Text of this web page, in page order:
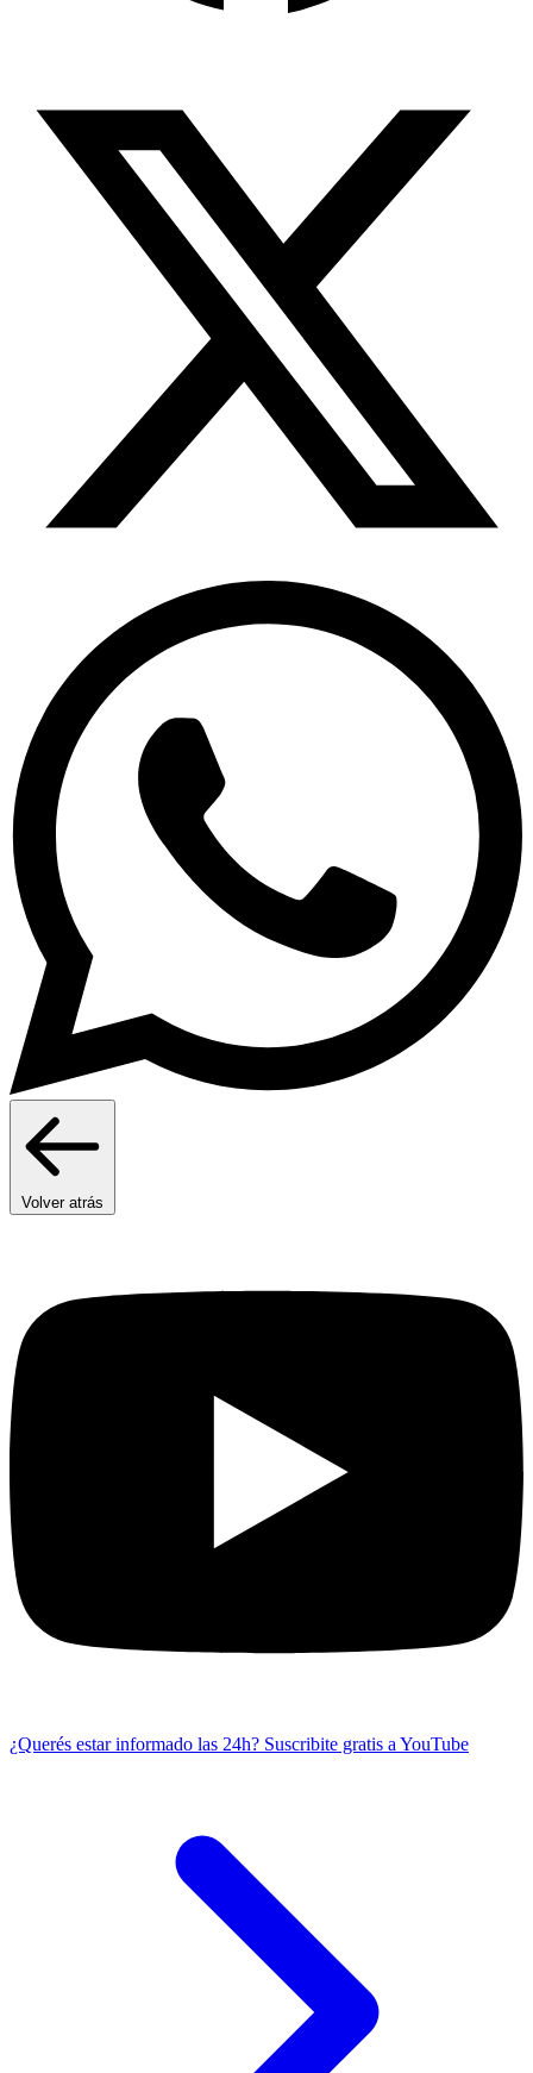
Volver atrás
¿Querés estar informado las 24h? Suscribite gratis a YouTube